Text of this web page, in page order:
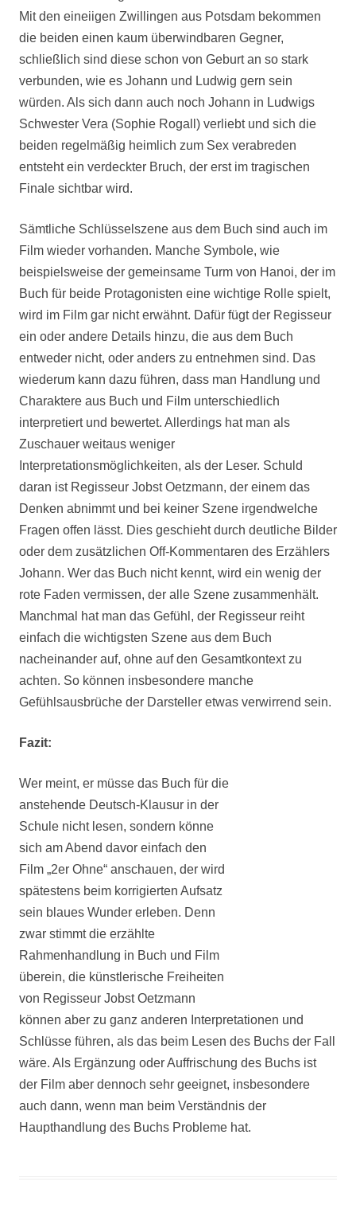
Mit den eineiigen Zwillingen aus Potsdam bekommen
die beiden einen kaum überwindbaren Gegner,
schließlich sind diese schon von Geburt an so stark
verbunden, wie es Johann und Ludwig gern sein
würden. Als sich dann auch noch Johann in Ludwigs
Schwester Vera (Sophie Rogall) verliebt und sich die
beiden regelmäßig heimlich zum Sex verabreden
entsteht ein verdeckter Bruch, der erst im tragischen
Finale sichtbar wird.
Sämtliche Schlüsselszene aus dem Buch sind auch im
Film wieder vorhanden. Manche Symbole, wie
beispielsweise der gemeinsame Turm von Hanoi, der im
Buch für beide Protagonisten eine wichtige Rolle spielt,
wird im Film gar nicht erwähnt. Dafür fügt der Regisseur
ein oder andere Details hinzu, die aus dem Buch
entweder nicht, oder anders zu entnehmen sind. Das
wiederum kann dazu führen, dass man Handlung und
Charaktere aus Buch und Film unterschiedlich
interpretiert und bewertet. Allerdings hat man als
Zuschauer weitaus weniger
Interpretationsmöglichkeiten, als der Leser. Schuld
daran ist Regisseur Jobst Oetzmann, der einem das
Denken abnimmt und bei keiner Szene irgendwelche
Fragen offen lässt. Dies geschieht durch deutliche Bilder
oder dem zusätzlichen Off-Kommentaren des Erzählers
Johann. Wer das Buch nicht kennt, wird ein wenig der
rote Faden vermissen, der alle Szene zusammenhält.
Manchmal hat man das Gefühl, der Regisseur reiht
einfach die wichtigsten Szene aus dem Buch
nacheinander auf, ohne auf den Gesamtkontext zu
achten. So können insbesondere manche
Gefühlsausbrüche der Darsteller etwas verwirrend sein.
Fazit:
Wer meint, er müsse das Buch für die
anstehende Deutsch-Klausur in der
Schule nicht lesen, sondern könne
sich am Abend davor einfach den
Film „2er Ohne“ anschauen, der wird
spätestens beim korrigierten Aufsatz
sein blaues Wunder erleben. Denn
zwar stimmt die erzählte
Rahmenhandlung in Buch und Film
überein, die künstlerische Freiheiten
von Regisseur Jobst Oetzmann
können aber zu ganz anderen Interpretationen und
Schlüsse führen, als das beim Lesen des Buchs der Fall
wäre. Als Ergänzung oder Auffrischung des Buchs ist
der Film aber dennoch sehr geeignet, insbesondere
auch dann, wenn man beim Verständnis der
Haupthandlung des Buchs Probleme hat.